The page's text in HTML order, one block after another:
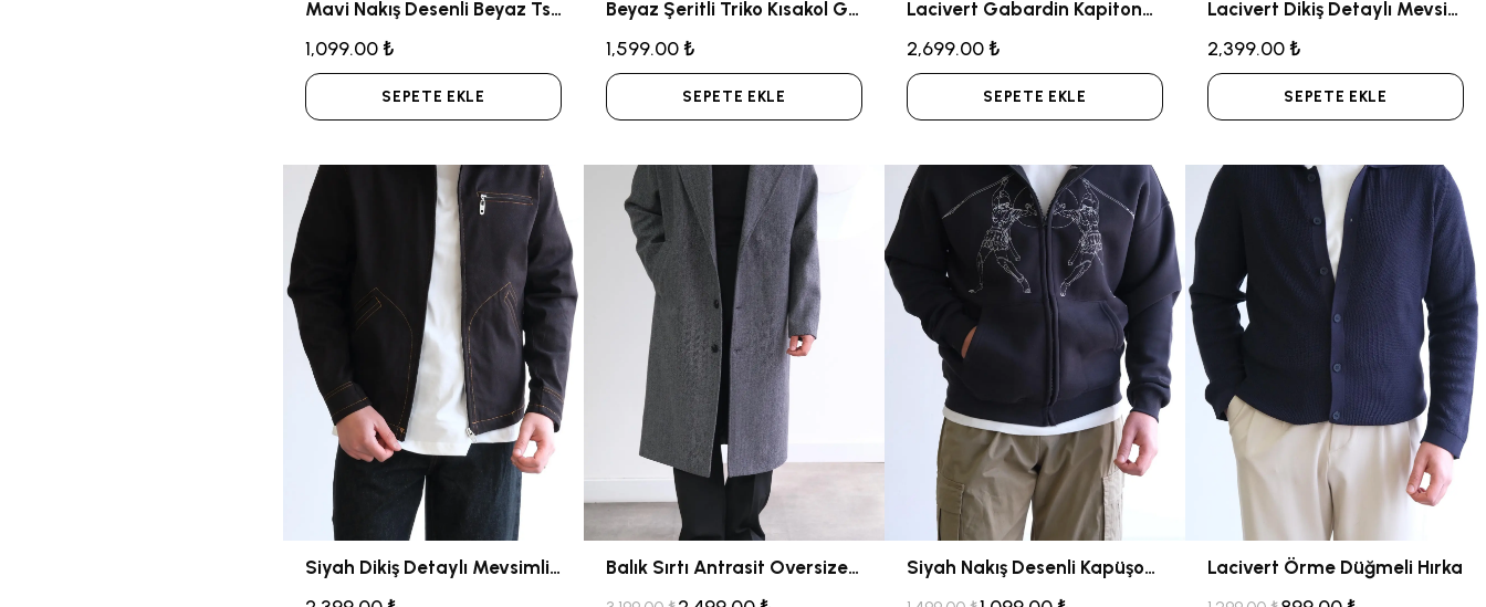
Mavi Nakış Desenli Beyaz Tshirt
1,099.00 ₺
SEPETE EKLE
Beyaz Şeritli Triko Kısakol Gömlek
1,599.00 ₺
SEPETE EKLE
Lacivert Gabardin Kapitone Ceket
2,699.00 ₺
SEPETE EKLE
Lacivert Dikiş Detaylı Mevsimlik Jean Ceket
2,399.00 ₺
SEPETE EKLE
Siyah Dikiş Detaylı Mevsimlik Jean Ceket Balık Sırtı Antrasit Oversize Kaban Siyah Nakış Desenli Kapüşonlu Sweatshirt Lacivert Örme Düğmeli Hırka